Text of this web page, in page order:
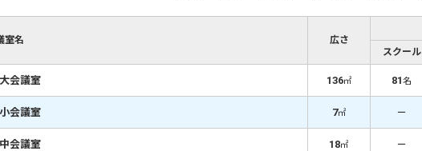
室名 広さ
スクール
会議室 136㎡ 81名
会議室 7㎡ －
会議室 18㎡ －